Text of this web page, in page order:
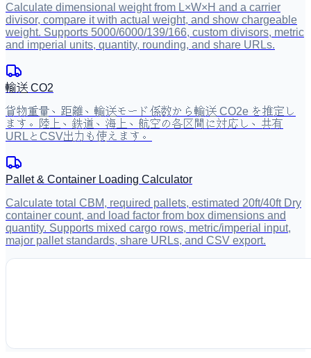
Calculate dimensional weight from L×W×H and a carrier
divisor, compare it with actual weight, and show chargeable
weight. Supports 5000/6000/139/166, custom divisors, metric
and imperial units, quantity, rounding, and share URLs.
輸送 CO2
貨物重量、距離、輸送モード係数から輸送 CO2e を推定し
ます。陸上、鉄道、海上、航空の各区間に対応し、共有
URLとCSV出力も使えます。
Pallet & Container Loading Calculator
Calculate total CBM, required pallets, estimated 20ft/40ft Dry
container count, and load factor from box dimensions and
quantity. Supports mixed cargo rows, metric/imperial input,
major pallet standards, share URLs, and CSV export.